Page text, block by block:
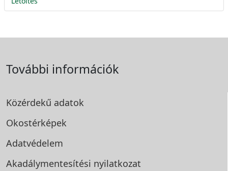
További információk
Közérdekű adatok
Okostérképek
Adatvédelem
Akadálymentesítési nyilatkozat